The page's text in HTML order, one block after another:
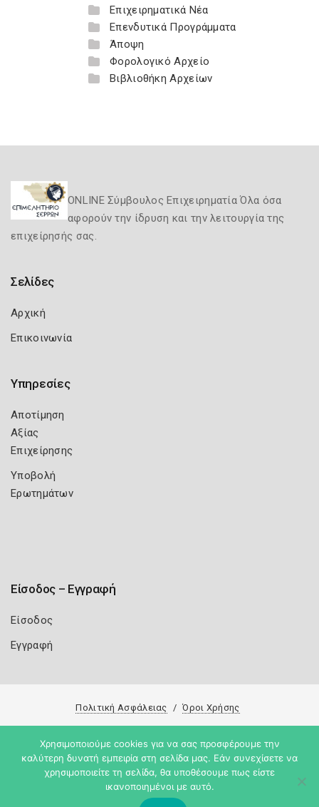
Επιχειρηματικά Νέα
Επενδυτικά Προγράμματα
Άποψη
Φορολογικό Αρχείο
Βιβλιοθήκη Αρχείων
ONLINE Σύμβουλος Επιχειρηματία Όλα όσα
αφορούν την ίδρυση και την λειτουργία της
επιχείρησής σας.
Σελίδες
Αρχική
Επικοινωνία
Υπηρεσίες
Αποτίμηση
Αξίας
Επιχείρησης
Υποβολή
Ερωτημάτων
Είσοδος – Εγγραφή
Είσοδος
Εγγραφή
Πολιτική Ασφάλειας Όροι Χρήσης
Copyright 2026 Knowledge A.E.
Χρησιμοποιούμε cookies για να σας προσφέρουμε την
καλύτερη δυνατή εμπειρία στη σελίδα μας. Εάν συνεχίσετε να
χρησιμοποιείτε τη σελίδα, θα υποθέσουμε πως είστε
ικανοποιημένοι με αυτό.